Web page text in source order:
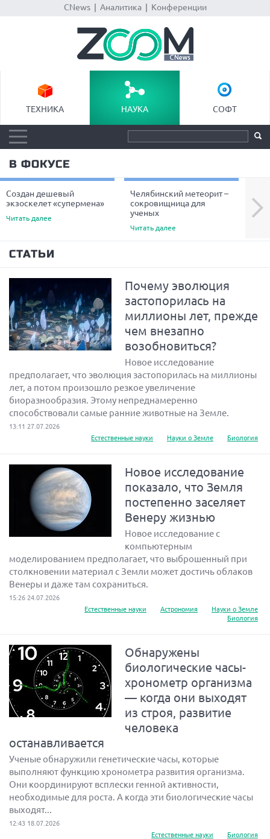
CNews| Аналитика| Конференции
ТЕХНИКА НАУКА СОФТ
В ФОКУСЕ
Создан дешевый
экзоскелет «супермена»
Читать далее
Челябинский метеорит –
сокровищница для
ученых
Читать далее
Next
СТАТЬИ
Почему эволюция
застопорилась на
миллионы лет, прежде
чем внезапно
возобновиться?
Новое исследование
предполагает, что эволюция застопорилась на миллионы
лет, а потом произошло резкое увеличение
биоразнообразия. Этому непреднамеренно
способствовали самые ранние животные на Земле.
13:11 27.07.2026
Естественные науки
Науки о Земле Биология
Новое исследование
показало, что Земля
постепенно заселяет
Венеру жизнью
Новое исследование с
компьютерным
моделированием предполагает, что выброшенный при
столкновении материал с Земли может достичь облаков
Венеры и даже там сохраниться.
15:26 24.07.2026
Естественные науки
Астрономия
Науки о Земле
Биология
Обнаружены
биологические часы-
хронометр организма
— когда они выходят
из строя, развитие
человека
останавливается
Ученые обнаружили генетические часы, которые
выполняют функцию хронометра развития организма.
Они координируют всплески генной активности,
необходимые для роста. А когда эти биологические часы
выходят...
12:43 18.07.2026
Естественные науки
Биология